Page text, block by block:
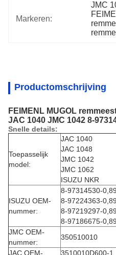
Markeren:
JMC
Productomschrijving
FEIMENL MUGOL
JAC 1040 JMC 1042 8-
Snelle details:
Toepasselijk
model:
JAC 1040
JAC 1048
JMC 1042
JMC 1062
ISUZU NKR
ISUZU OEM-
nummer:
8-97314530-
8-97224363-
8-97219297-
8-97186675-
JMC OEM-
nummer:
350510010
JAC OEM-
3510010D600-1